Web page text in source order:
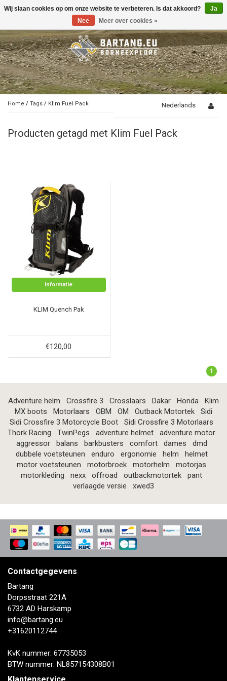
Toggle
Home / Tags / Klim Fuel Pack Nederlands
Producten getagd met Klim Fuel Pack
Informatie
KLIM Quench Pak
€120,00
1
Adventure helm Crossfire 3 Crosslaars Dakar Honda
Klim
MX boots
Motorlaars OBM OM Outback Motortek
Sidi
Sidi Crossfire 3 Motorcycle Boot
Sidi Crossfire 3 Motorlaars
Thork Racing
TwinPegs adventure helmet
adventure motor
aggressor
balans barkbusters comfort dames
dmd
dubbele voetsteunen
enduro ergonomie helm
helmet
motor voetsteunen
motorbroek motorhelm
motorjas
motorkleding
nexx offroad outbackmotortek
pant
verlaagde versie
xwed3
Contactgegevens
Bartang
Dorpsstraat 221A
6732 AD Harskamp
info@bartang.eu
+31620112744
KvK nummer: 67735053
BTW nummer: NL857154308B01
Wij slaan cookies op om onze website te verbeteren. Is dat akkoord?
Ja
Nee
Meer over cookies »